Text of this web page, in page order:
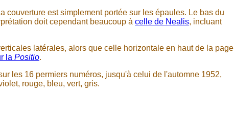
est simplement portée sur les épaules. Le bas du
doit cependant beaucoup à celle de Nealis, incluant
latérales, alors que celle horizontale en haut de la page
la Positio.
les 16 permiers numéros, jusqu'à celui de l'automne 1952,
rouge, bleu, vert, gris.